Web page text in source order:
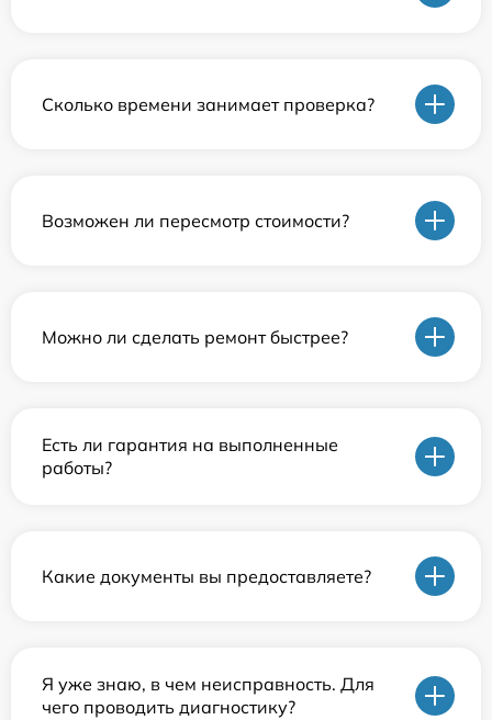
Сколько времени занимает проверка?
Возможен ли пересмотр стоимости?
Можно ли сделать ремонт быстрее?
Есть ли гарантия на выполненные
работы?
Какие документы вы предоставляете?
Я уже знаю, в чем неисправность. Для
чего проводить диагностику?